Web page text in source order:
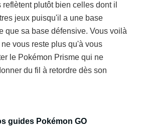
plutôt bien celles dont il
jeux puisqu'il a une base
que sa base défensive. Vous voilà
vous reste plus qu'à vous
le Pokémon Prisme qui ne
du fil à retordre dès son
guides Pokémon GO